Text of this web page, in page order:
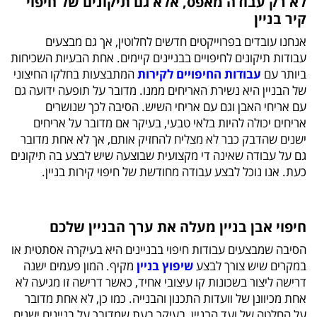
קיר בניין
אנחנו עובדים בפרוייקטים חדשים לחלוטין, אך גם מבצעים
עבודות תיקונים לחיפויים בבניינים קיימים. אחת הבעיות השכיחות
ביותר עם עבודות החיפויים לקירותהמתבצעות בחלקו החיצוני
של הבניין היא נשירת האריחים ממנו. מדובר על תופעה ידועה גם
עם אריחי האבן וגם עם אריחי השיש. הסיבה לכך שנושרים
אריחים יכולה להיות בלאי טבעי, בעיקר אם מדובר על אריחים
ישנים שהדבק כבר לא מצליח להחזיק אותם, אך לא אחת מדובר
גם על עבודה שאינה די מקצועית שבוצעה שיש לבצע בה תיקונים
כעת. אנו נוכל לבצע עבודה מחודשת של חיפוי קירות בניין.
חיפוי אבן בניין מעלה את ערך הבניין שלכם
הסיבה שמבצעים עבודות חיפוי בבניינים היא בעיקרה אסתטית או
במקרים שיש צורך לבצע שיפוץ בניין מקיף. המון פעמים ישנה
דרישה ליצור בשכונות קו עיצובי אחיד, כאשר דרישה זו מגיעה לא
אחת מכיוונן של וועדות התכנון והבנייה. כמו כן, לא אחת מדובר